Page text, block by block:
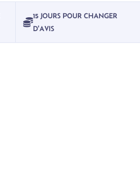
15 JOURS POUR CHANGER
D'AVIS